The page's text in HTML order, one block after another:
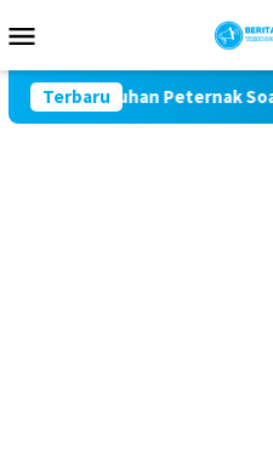
ke
Mobile
Terbaru
Kawal Keluhan Peternak Soal